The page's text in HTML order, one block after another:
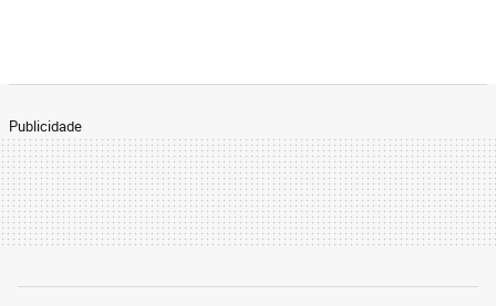
Publicidade